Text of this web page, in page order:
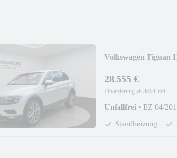
Volkswagen Tiguan
28.555 €
Finanzierung ab 303 € mtl.
Unfallfrei • EZ 04/
Standheizung